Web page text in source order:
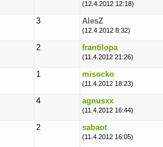
(12.4.2012 12:18)
3 AlesZ
(12.4.2012 8:32)
2 frantilopa
(11.4.2012 21:26)
1 misocko
(11.4.2012 18:23)
4 agnusxx
(11.4.2012 16:44)
2 sabaot
(11.4.2012 16:05)